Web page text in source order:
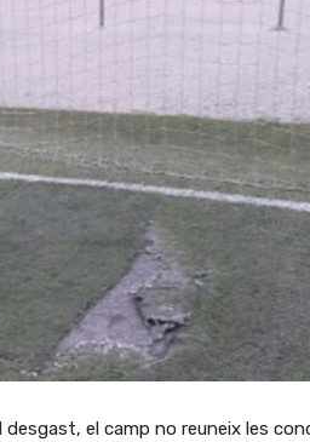
desgast, el camp no reuneix les